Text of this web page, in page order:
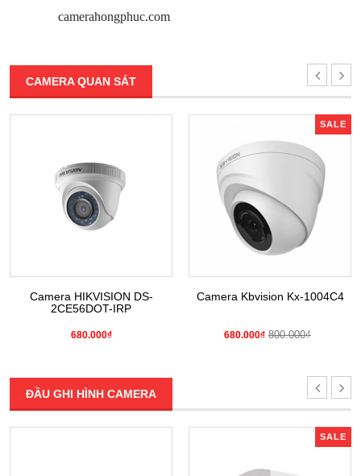
camerahongphuc.com
CAMERA QUAN SÁT
Camera HIKVISION DS-
2CE56DOT-IRP
680.000₫
SALE
Camera Kbvision Kx-1004C4
680.000₫ 800.000₫
ĐẦU GHI HÌNH CAMERA
SALE